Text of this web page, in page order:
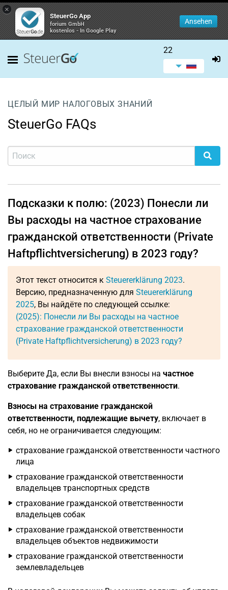
×
SteuerGo App
forium GmbH
kostenlos - In Google Play
Ansehen
22
ЦЕЛЫЙ МИР НАЛОГОВЫХ ЗНАНИЙ
SteuerGo FAQs
Подсказки к полю: (2023) Понесли ли
Вы расходы на частное страхование
гражданской ответственности (Private
Haftpflichtversicherung) в 2023 году?
Этот текст относится к Steuererklärung 2023.
Версию, предназначенную для Steuererklärung
2025, Вы найдёте по следующей ссылке:
(2025): Понесли ли Вы расходы на частное
страхование гражданской ответственности
(Private Haftpflichtversicherung) в 2023 году?
Выберите Да, если Вы внесли взносы на частное
страхование гражданской ответственности.
Взносы на страхование гражданской
ответственности, подлежащие вычету, включает в
себя, но не ограничивается следующим:
страхование гражданской ответственности частного
лица
страхование гражданской ответственности
владельцев транспортных средств
страхование гражданской ответственности
владельцев собак
страхование гражданской ответственности
владельцев объектов недвижимости
страхование гражданской ответственности
землевладельцев